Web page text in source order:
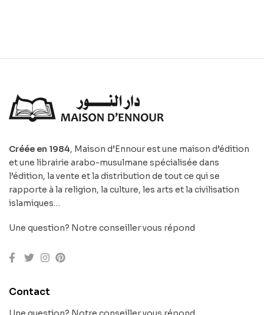
Créée en 1984, Maison d’Ennour est une maison d’édition
et une librairie arabo-musulmane spécialisée dans
l’édition, la vente et la distribution de tout ce qui se
rapporte à la religion, la culture, les arts et la civilisation
islamiques…
Une question? Notre conseiller vous répond
Contact